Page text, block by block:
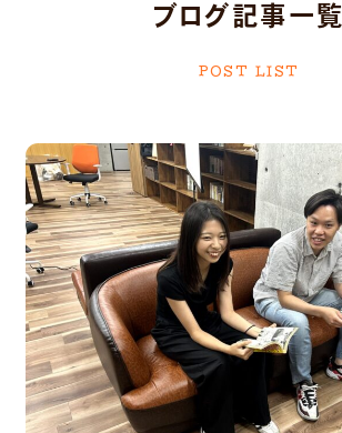
ブログ記事一覧
POST LIST